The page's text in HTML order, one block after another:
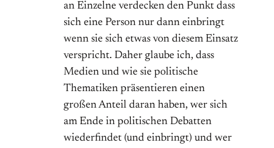
an Einzelne verdecken den Punkt dass
sich eine Person nur dann einbringt
wenn sie sich etwas von diesem Einsatz
verspricht. Daher glaube ich, dass
Medien und wie sie politische
Thematiken präsentieren einen
großen Anteil daran haben, wer sich
am Ende in politischen Debatten
wiederfindet (und einbringt) und wer